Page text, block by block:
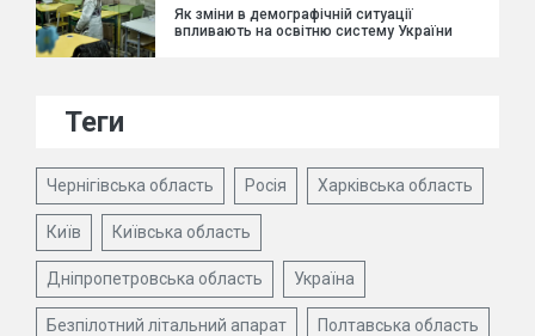
Як зміни в демографічній ситуації
впливають на освітню систему України
Теги
Чернігівська область Росія Харківська область
Київ Київська область
Дніпропетровська область Україна
Безпілотний літальний апарат Полтавська область